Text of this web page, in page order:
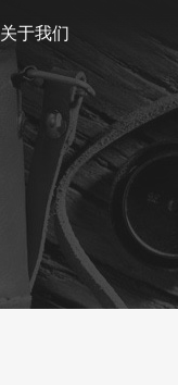
关于我们